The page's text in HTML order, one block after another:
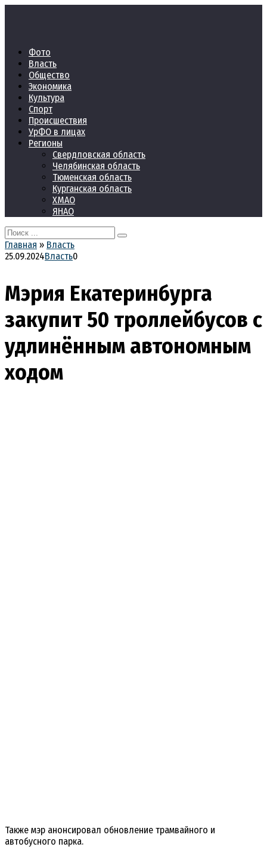
Фото
Власть
Общество
Экономика
Культура
Спорт
Происшествия
УрФО в лицах
Регионы
Свердловская область
Челябинская область
Тюменская область
Курганская область
ХМАО
ЯНАО
Search
for:
Главная » Власть
25.09.2024Власть0
Мэрия Екатеринбурга
закупит 50 троллейбусов с
удлинённым автономным
ходом
Также мэр анонсировал обновление трамвайного и
автобусного парка.